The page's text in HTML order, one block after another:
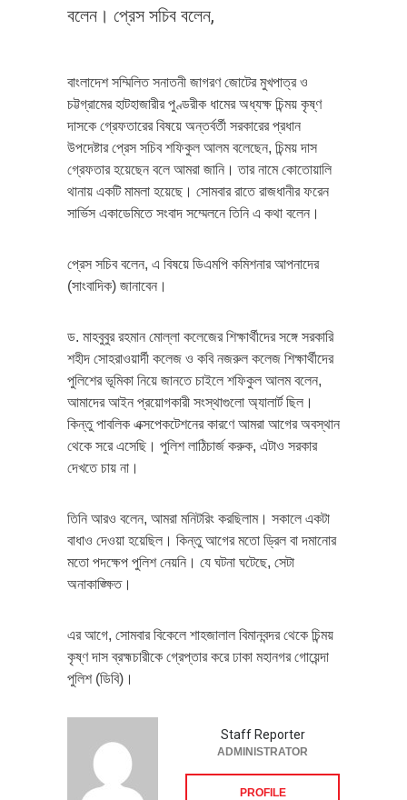
বলেন। প্রেস সচিব বলেন,
বাংলাদেশ সম্মিলিত সনাতনী জাগরণ জোটের মুখপাত্র ও
চট্টগ্রামের হাটহাজারীর পুণ্ডরীক ধামের অধ্যক্ষ চিন্ময় কৃষ্ণ
দাসকে গ্রেফতারের বিষয়ে অন্তর্বর্তী সরকারের প্রধান
উপদেষ্টার প্রেস সচিব শফিকুল আলম বলেছেন, চিন্ময় দাস
গ্রেফতার হয়েছেন বলে আমরা জানি। তার নামে কোতোয়ালি
থানায় একটি মামলা হয়েছে। সোমবার রাতে রাজধানীর ফরেন
সার্ভিস একাডেমিতে সংবাদ সম্মেলনে তিনি এ কথা বলেন।
প্রেস সচিব বলেন, এ বিষয়ে ডিএমপি কমিশনার আপনাদের
(সাংবাদিক) জানাবেন।
ড. মাহবুবুর রহমান মোল্লা কলেজের শিক্ষার্থীদের সঙ্গে সরকারি
শহীদ সোহরাওয়ার্দী কলেজ ও কবি নজরুল কলেজ শিক্ষার্থীদের
পুলিশের ভূমিকা নিয়ে জানতে চাইলে শফিকুল আলম বলেন,
আমাদের আইন প্রয়োগকারী সংস্থাগুলো অ্যালার্ট ছিল।
কিন্তু পাবলিক এক্সপেকটেশনের কারণে আমরা আগের অবস্থান
থেকে সরে এসেছি। পুলিশ লাঠিচার্জ করুক, এটাও সরকার
দেখতে চায় না।
তিনি আরও বলেন, আমরা মনিটরিং করছিলাম। সকালে একটা
বাধাও দেওয়া হয়েছিল। কিন্তু আগের মতো ড্রিল বা দমানোর
মতো পদক্ষেপ পুলিশ নেয়নি। যে ঘটনা ঘটেছে, সেটা
অনাকাঙ্ক্ষিত।
এর আগে, সোমবার বিকেলে শাহজালাল বিমানবন্দর থেকে চিন্ময়
কৃষ্ণ দাস ব্রহ্মচারীকে গ্রেপ্তার করে ঢাকা মহানগর গোয়েন্দা
পুলিশ (ডিবি)।
Staff Reporter
ADMINISTRATOR
PROFILE